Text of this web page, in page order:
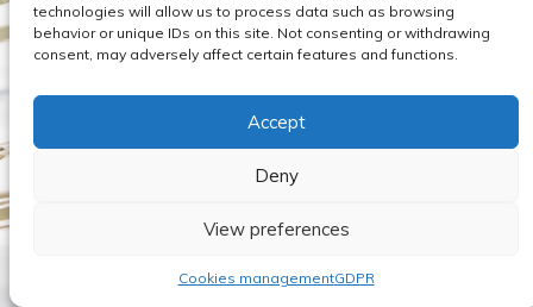
technologies will allow us to process data such as browsing
behavior or unique IDs on this site. Not consenting or withdrawing
consent, may adversely affect certain features and functions.
Accept
Deny
View preferences
Cookies managementGDPR